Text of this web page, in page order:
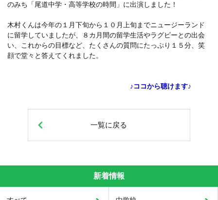
のみち「尾道中学・高等学校の時間」に出演しました！
木村くんは今年の１月下旬から１０月上旬までニュージーランド
に留学していましたが、８カ月間の留学生活やラグビーとの出会
い、これからの目標など、たくさんの質問にたっぷり１５分、笑
顔で堂々と答えてくれました。
♪ココから聴けます♪
一覧に戻る
新着情報